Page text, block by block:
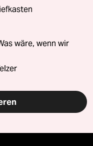
wäre, wenn wir